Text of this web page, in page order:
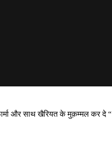
और साथ खैरियत के मुक़म्मल कर दे “